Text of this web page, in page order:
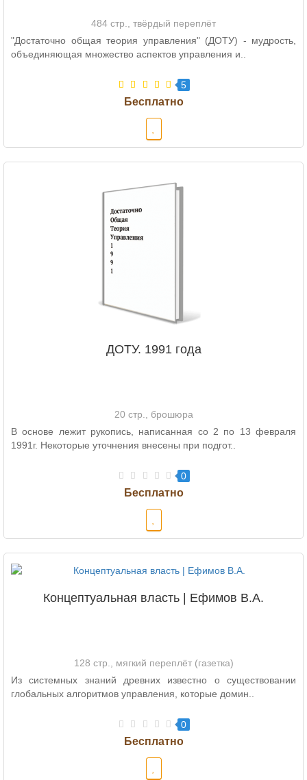
484 стр., твёрдый переплёт
"Достаточно общая теория управления" (ДОТУ) - мудрость,
объединяющая множество аспектов управления и..
5
ДОТУ. 1991 года
20 стр., брошюра
В основе лежит рукопись, написанная со 2 по 13 февраля
1991г. Некоторые уточнения внесены при подгот..
0
Концептуальная власть | Ефимов В.А.
128 стр., мягкий переплёт (газетка)
Из системных знаний древних известно о существовании
глобальных алгоритмов управления, которые домин..
0